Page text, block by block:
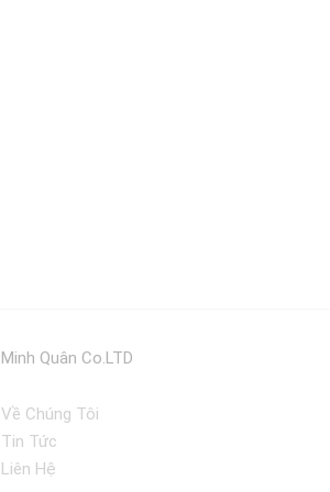
Minh Quân Co.LTD
Về Chúng Tôi
Tin Tức
Liên Hệ